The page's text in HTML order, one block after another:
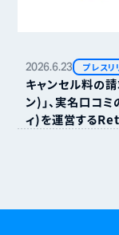
2026.6.23 プレスリ
キャンセル料の
ン）」、実名口コ
ィ）を運営する